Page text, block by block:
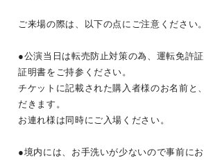
ご来場の際は、以下の点にご注意ください。
●公演当日は転売防止対策の為、運転免許
証明書をご持参ください。
チケットに記載された購入者様のお名前と
だきます。
お連れ様は同時にご入場ください。
●境内には、お手洗いが少ないので事前にお